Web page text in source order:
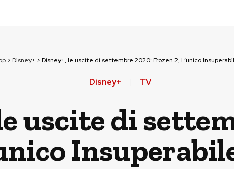
> Disney+ > Disney+, le uscite di settembre 2020: Frozen 2, L’unico
Disney+ TV
uscite di